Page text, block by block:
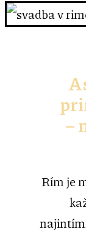
–
Rím je